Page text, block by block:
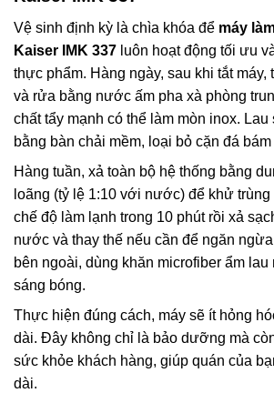
Vệ sinh định kỳ là chìa khóa để máy
Kaiser IMK 337 luôn hoạt động tối ưu
thực phẩm. Hàng ngày, sau khi tắt máy,
và rửa bằng nước ấm pha xà phòng
chất tẩy mạnh có thể làm mòn inox.
bằng bàn chải mềm, loại bỏ cặn đá bám
Hàng tuần, xả toàn bộ hệ thống bằng
loãng (tỷ lệ 1:10 với nước) để khử trùng
chế độ làm lạnh trong 10 phút rồi xả
nước và thay thế nếu cần để ngăn
bên ngoài, dùng khăn microfiber ẩm
sáng bóng.
Thực hiện đúng cách, máy sẽ ít hỏng
dài. Đây không chỉ là bảo dưỡng mà
sức khỏe khách hàng, giúp quán của
dài.